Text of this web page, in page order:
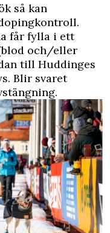
så kan
får fylla i ett
och/eller
till Huddinges
Blir svaret